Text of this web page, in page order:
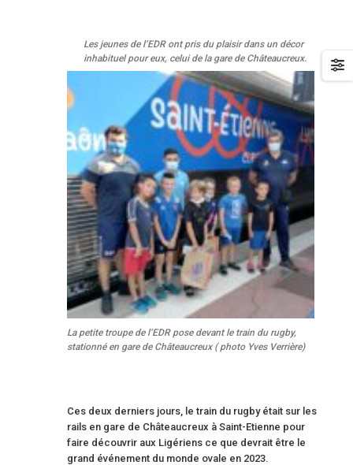
Les jeunes de l’EDR ont pris du plaisir dans un décor
inhabituel pour eux, celui de la gare de Châteaucreux.
La petite troupe de l’EDR pose devant le train du rugby,
stationné en gare de Châteaucreux ( photo Yves Verrière)
Ces deux derniers jours, le train du rugby était sur les
rails en gare de Châteaucreux à Saint-Etienne pour
faire découvrir aux Ligériens ce que devrait être le
grand événement du monde ovale en 2023.